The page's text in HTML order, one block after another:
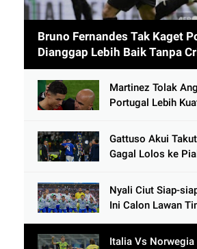
Bruno Fernandes Tak Kaget
Dianggap Lebih Baik Tanpa
Ronaldo usai Cetak 9 Gol
Martinez Tolak
Portugal Lebih
di Bawah Thailand
Gattuso Akui
Gagal Lolos ke
Nyali Ciut Siap-
Ini Calon Lawan
Italia Vs Norwegia